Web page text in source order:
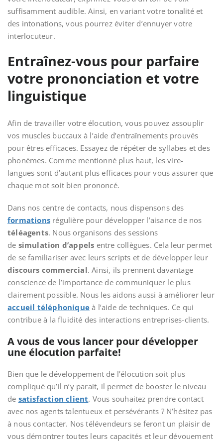
suffisamment audible. Ainsi, en variant votre tonalité et
des intonations, vous pourrez éviter d’ennuyer votre
interlocuteur.
Entraînez-vous pour parfaire
votre prononciation et votre
linguistique
Afin de travailler votre élocution, vous pouvez assouplir
vos muscles buccaux à l’aide d’entraînements prouvés
pour êtres efficaces. Essayez de répéter de syllabes et des
phonèmes. Comme mentionné plus haut, les vire-
langues sont d’autant plus efficaces pour vous assurer que
chaque mot soit bien prononcé.
Dans nos centre de contacts, nous dispensons des
formations régulière pour développer l’aisance de nos
téléagents. Nous organisons des sessions
de simulation d’appels entre collègues. Cela leur permet
de se familiariser avec leurs scripts et de développer leur
discours commercial. Ainsi, ils prennent davantage
conscience de l’importance de communiquer le plus
clairement possible. Nous les aidons aussi à améliorer leur
accueil téléphonique à l’aide de techniques. Ce qui
contribue à la fluidité des interactions entreprises-clients.
A vous de vous lancer pour développer
une élocution parfaite!
Bien que le développement de l’élocution soit plus
compliqué qu’il n’y parait, il permet de booster le niveau
de satisfaction client. Vous souhaitez prendre contact
avec nos agents talentueux et persévérants ? N’hésitez pas
à nous contacter. Nos télévendeurs se feront un plaisir de
vous démontrer toutes leurs capacités et leur dévouement